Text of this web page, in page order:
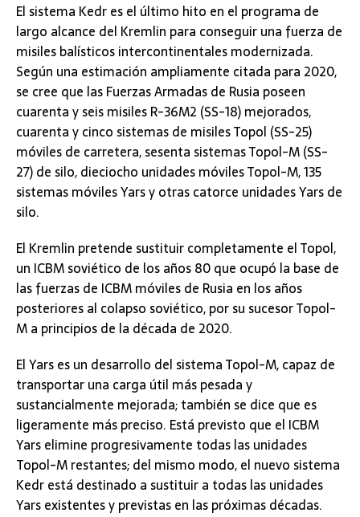
El sistema Kedr es el último hito en el programa de
largo alcance del Kremlin para conseguir una fuerza de
misiles balísticos intercontinentales modernizada.
Según una estimación ampliamente citada para 2020,
se cree que las Fuerzas Armadas de Rusia poseen
cuarenta y seis misiles R-36M2 (SS-18) mejorados,
cuarenta y cinco sistemas de misiles Topol (SS-25)
móviles de carretera, sesenta sistemas Topol-M (SS-
27) de silo, dieciocho unidades móviles Topol-M, 135
sistemas móviles Yars y otras catorce unidades Yars de
silo.
El Kremlin pretende sustituir completamente el Topol,
un ICBM soviético de los años 80 que ocupó la base de
las fuerzas de ICBM móviles de Rusia en los años
posteriores al colapso soviético, por su sucesor Topol-
M a principios de la década de 2020.
El Yars es un desarrollo del sistema Topol-M, capaz de
transportar una carga útil más pesada y
sustancialmente mejorada; también se dice que es
ligeramente más preciso. Está previsto que el ICBM
Yars elimine progresivamente todas las unidades
Topol-M restantes; del mismo modo, el nuevo sistema
Kedr está destinado a sustituir a todas las unidades
Yars existentes y previstas en las próximas décadas.